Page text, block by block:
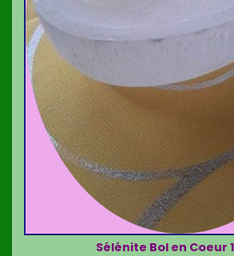
Sélénite Bol en Coeur